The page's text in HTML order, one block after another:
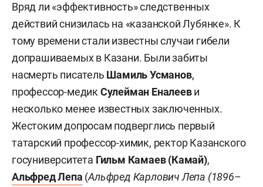
Вряд ли «эффективность» следственных
действий снизилась на «казанской Лубянке». К
тому времени стали известны случаи гибели
допрашиваемых в Казани. Были забиты
насмерть писатель Шамиль Усманов,
профессор-медик Сулейман Еналееви
несколько менее известных заключенных.
Жестоким допросам подверглись первый
татарский профессор-химик, ректор Казанского
госуниверситета Гильм Камаев (Камай),
Альфред Лепа (Альфред Карлович Лепа (1896–